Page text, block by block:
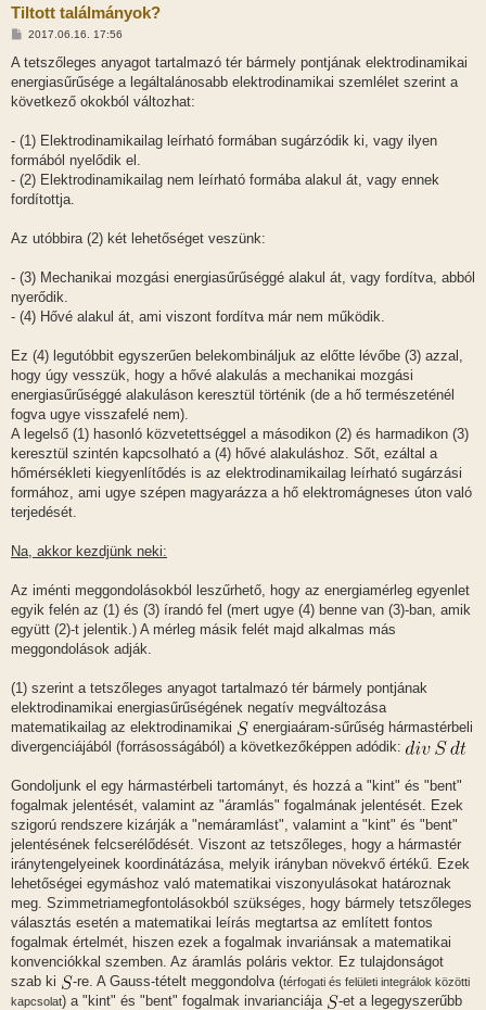
Tiltott találmányok?
H
z
á
s
l
á
s
2017.06.16. 17:56
A tetszőleges anyagot tartalmazó tér bármely pontjának elektrodinamikai
energiasűrűsége a legáltalánosabb elektrodinamikai szemlélet szerint a
következő okokból változhat:
- (1) Elektrodinamikailag leírható formában sugárzódik ki, vagy ilyen
formából nyelődik el.
- (2) Elektrodinamikailag nem leírható formába alakul át, vagy ennek
fordítottja.
Az utóbbira (2) két lehetőséget veszünk:
- (3) Mechanikai mozgási energiasűrűséggé alakul át, vagy fordítva, abból
nyerődik.
- (4) Hővé alakul át, ami viszont fordítva már nem működik.
Ez (4) legutóbbit egyszerűen belekombináljuk az előtte lévőbe (3) azzal,
hogy úgy vesszük, hogy a hővé alakulás a mechanikai mozgási
energiasűrűséggé alakuláson keresztül történik (de a hő természeténél
fogva ugye visszafelé nem).
A legelső (1) hasonló közvetettséggel a másodikon (2) és harmadikon (3)
keresztül szintén kapcsolható a (4) hővé alakuláshoz. Sőt, ezáltal a
hőmérsékleti kiegyenlítődés is az elektrodinamikailag leírható sugárzási
formához, ami ugye szépen magyarázza a hő elektromágneses úton való
terjedését.
Na, akkor kezdjünk neki:
Az iménti meggondolásokból leszűrhető, hogy az energiamérleg egyenlet
egyik felén az (1) és (3) írandó fel (mert ugye (4) benne van (3)-ban, amik
együtt (2)-t jelentik.) A mérleg másik felét majd alkalmas más
meggondolások adják.
(1) szerint a tetszőleges anyagot tartalmazó tér bármely pontjának
elektrodinamikai energiasűrűségének negatív megváltozása
matematikailag az elektrodinamikai
energiaáram-sűrűség hármastérbeli
divergenciájából (forrásosságából) a következőképpen adódik:
Gondoljunk el egy hármastérbeli tartományt, és hozzá a "kint" és "bent"
fogalmak jelentését, valamint az "áramlás" fogalmának jelentését. Ezek
szigorú rendszere kizárják a "nemáramlást", valamint a "kint" és "bent"
jelentésének felcserélődését. Viszont az tetszőleges, hogy a hármastér
iránytengelyeinek koordinátázása, melyik irányban növekvő értékű. Ezek
lehetőségei egymáshoz való matematikai viszonyulásokat határoznak
meg. Szimmetriamegfontolásokból szükséges, hogy bármely tetszőleges
választás esetén a matematikai leírás megtartsa az említett fontos
fogalmak értelmét, hiszen ezek a fogalmak invariánsak a matematikai
konvenciókkal szemben. Az áramlás poláris vektor. Ez tulajdonságot
szab ki
-re. A Gauss-tételt meggondolva (térfogati és felületi integrálok közötti
kapcsolat) a "kint" és "bent" fogalmak invarianciája
-et a legegyszerűbb